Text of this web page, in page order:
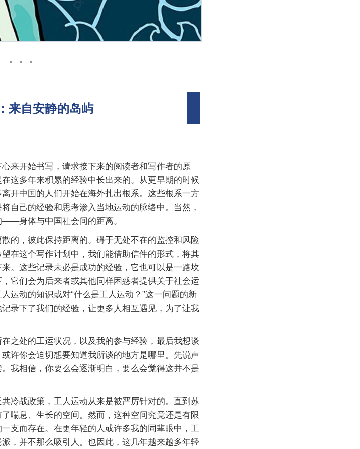
来自安静的岛屿
来开始书写，请求接下来的阅读者和写作者的原
这多年来积累的经验中长出来的。从更早期的时候
开中国的人们开始在海外扎出根系。这些根系一方
自己的经验和思考渗入当地运动的脉络中。当然，
身体与中国社会间的距离。
的，彼此保持距离的。碍于无处不在的监控和风险
在这个写作计划中，我们能借助信件的形式，将其
。这些记录未必是成功的经验，它也可以是一路坎
它们会为后来者或其他同样困惑者提供关于社会运
运动的知识或对“什么是工人运动？”这一问题的新
录下了我们的经验，让更多人相互遇见，为了让我
之处的工运状况，以及我的参与经验，最后我想谈
许你会迫切想要知道我所谈的地方是哪里。先说声
我相信，你要么会逐渐明白，要么会觉得这并不是
冷战政策，工人运动从来是被严厉针对的。直到苏
喘息、生长的空间。然而，这种空间究竟还是有限
支而存在。在更年轻的人或许多我的同辈眼中，工
，并不那么吸引人。也因此，这几年越来越多年轻